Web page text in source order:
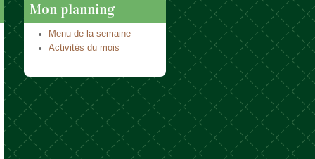
Mon planning
Menu de la semaine
Activités du mois